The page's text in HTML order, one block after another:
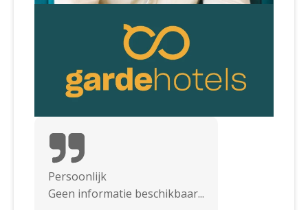
Persoonlijk
Geen informatie beschikbaar...